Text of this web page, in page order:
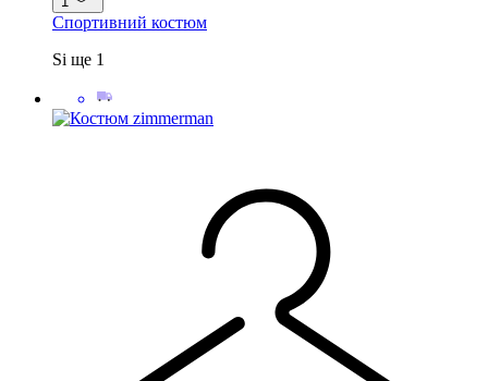
Спортивний костюм
Sі ще 1